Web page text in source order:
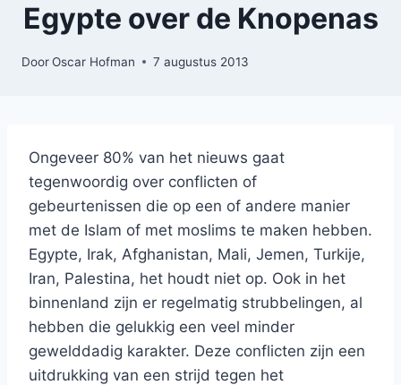
Egypte over de Knopenas
DoorOscar Hofman 7 augustus 2013
Ongeveer 80% van het nieuws gaat
tegenwoordig over conflicten of
gebeurtenissen die op een of andere manier
met de Islam of met moslims te maken hebben.
Egypte, Irak, Afghanistan, Mali, Jemen, Turkije,
Iran, Palestina, het houdt niet op. Ook in het
binnenland zijn er regelmatig strubbelingen, al
hebben die gelukkig een veel minder
gewelddadig karakter. Deze conflicten zijn een
uitdrukking van een strijd tegen het